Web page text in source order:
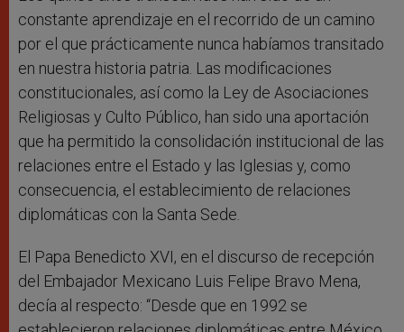
constante aprendizaje en el recorrido de un camino
por el que prácticamente nunca habíamos transitado
en nuestra historia patria. Las modificaciones
constitucionales, así como la Ley de Asociaciones
Religiosas y Culto Público, han sido una aportación
que ha permitido la consolidación institucional de las
relaciones entre el Estado y las Iglesias y, como
consecuencia, el establecimiento de relaciones
diplomáticas con la Santa Sede.
El Papa Benedicto XVI, en el discurso de recepción
del Embajador Mexicano Luis Felipe Bravo Mena,
decía al respecto: “Desde que en 1992 se